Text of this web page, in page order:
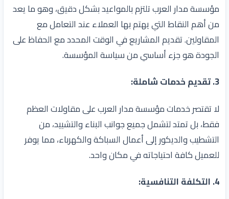
مؤسسة مدار العرب تلتزم بالمواعيد بشكل دقيق، وهو ما يعد
من أهم النقاط التي يهتم بها العملاء عند التعامل مع
المقاولين. تقديم المشاريع في الوقت المحدد مع الحفاظ على
الجودة هو جزء أساسي من سياسة المؤسسة.
3. تقديم خدمات شاملة:
لا تقتصر خدمات مؤسسة مدار العرب على مقاولات العظم
فقط، بل تمتد لتشمل جميع جوانب البناء والتشييد، من
التشطيب والديكور إلى أعمال السباكة والكهرباء، مما يوفر
للعميل كافة احتياجاته في مكان واحد.
4. التكلفة التنافسية: